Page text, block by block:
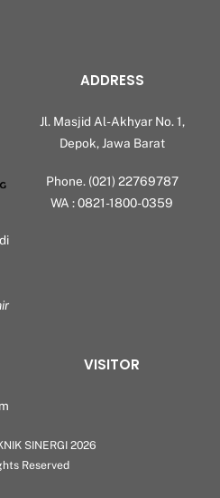
ADDRESS
Jl. Masjid Al-Akhyar No. 1,
Depok, Jawa Barat
Phone. (021) 22769787
WA : 0821-1800-0359
VISITOR
SINERGI 2026
Reserved